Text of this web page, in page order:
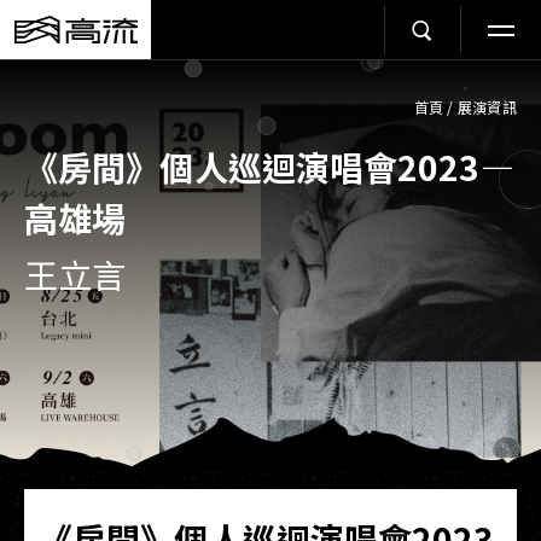
首頁 / 展演資訊
《房間》個人巡迴演唱會2023—
高雄場
王立言